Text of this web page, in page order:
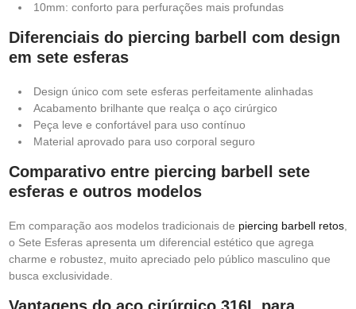
10mm: conforto para perfurações mais profundas
Diferenciais do piercing barbell com design
em sete esferas
Design único com sete esferas perfeitamente alinhadas
Acabamento brilhante que realça o aço cirúrgico
Peça leve e confortável para uso contínuo
Material aprovado para uso corporal seguro
Comparativo entre piercing barbell sete
esferas e outros modelos
Em comparação aos modelos tradicionais de piercing barbell retos
o Sete Esferas apresenta um diferencial estético que agrega
charme e robustez, muito apreciado pelo público masculino que
busca exclusividade.